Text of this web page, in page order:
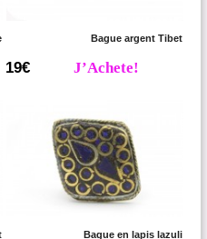
Bague argent Tibet
19€ J’Achete!
Bague en lapis lazuli